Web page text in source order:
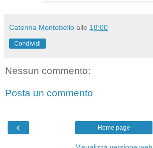
Caterina Montebello alle 18:00
Condividi
Nessun commento:
Posta un commento
‹ Home page